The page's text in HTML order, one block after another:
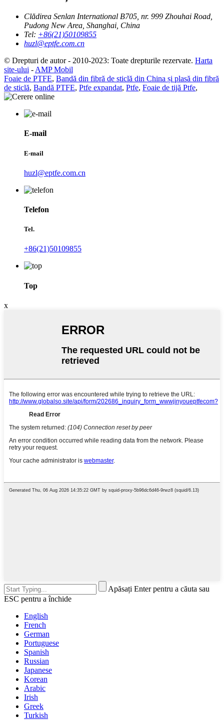
Clădirea Senlan International B705, nr. 999 Zhouhai Road,
Pudong New Area, Shanghai, China
Tel: +86(21)50109855
huzl@eptfe.com.cn
© Drepturi de autor - 2010-2023: Toate drepturile rezervate. Harta
site-ului - AMP Mobil
Foaie de PTFE, Bandă din fibră de sticlă din China și plasă din fibră
de sticlă, Bandă PTFE, Ptfe expandat, Ptfe, Foaie de tijă Ptfe,
E-mail
E-mail
huzl@eptfe.com.cn
Telefon
Tel.
+86(21)50109855
Top
x
Apăsați Enter pentru a căuta sau
ESC pentru a închide
English
French
German
Portuguese
Spanish
Russian
Japanese
Korean
Arabic
Irish
Greek
Turkish